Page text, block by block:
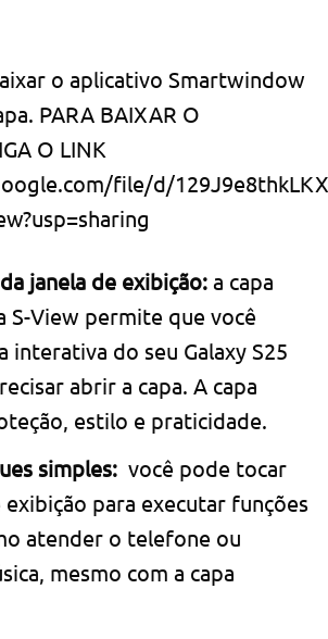
o aplicativo Smartwindow
PARA BAIXAR O
O LINK
file/d/
janela de exibição: a capa
S-View permite que você
interativa do seu Galaxy S25
abrir a capa. A capa
estilo e praticidade.
simples: você pode tocar
exibição para executar funções
atender o telefone ou
mesmo com a capa